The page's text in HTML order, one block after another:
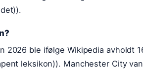
2026 ble ifølge Wikipedia avholdt
leksikon)). Manchester City